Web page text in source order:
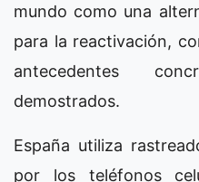
mundo como una
para la reactivación,
antecedentes
demostrados.
España utiliza
por los teléfonos